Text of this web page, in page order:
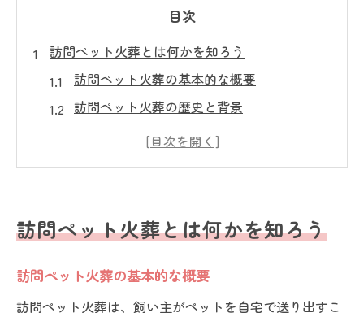
目次
訪問ペット火葬とは何かを知ろう
訪問ペット火葬の基本的な概要
訪問ペット火葬の歴史と背景
訪問ペット火葬と通常の火葬の違い
訪問ペット火葬の需要が増えている理由
訪問ペット火葬を選ぶ理由とそのメリット
訪問ペット火葬の主なメリット
訪問ペット火葬が選ばれる理由
訪問ペット火葬とは何かを知ろう
訪問ペット火葬の基本的な概要
訪問ペット火葬は、飼い主がペットを自宅で送り出すこ